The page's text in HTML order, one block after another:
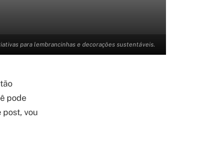
para lembrancinhas e decorações sustentáveis.
pode
post, vou